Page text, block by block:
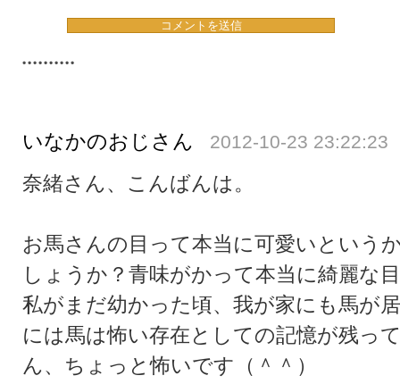
いなかのおじさん 2012-10-23 23:22:23
奈緒さん、こんばんは。
お馬さんの目って本当に可愛いという
しょうか？青味がかって本当に綺麗な
私がまだ幼かった頃、我が家にも馬が
には馬は怖い存在としての記憶が残っ
ん、ちょっと怖いです（＾＾）